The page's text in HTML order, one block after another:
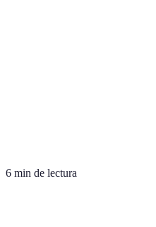
6 min de lectura